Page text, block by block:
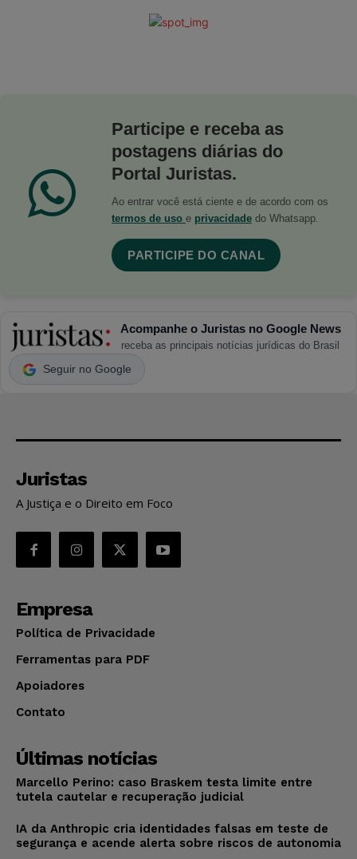
Participe e receba as
postagens diárias do
Portal Juristas.
Ao entrar você está ciente e de acordo com os
termos de uso e privacidade do Whatsapp.
PARTICIPE DO CANAL
Acompanhe o Juristas no Google News
receba as principais notícias jurídicas do Brasil
Seguir no Google
Juristas
A Justiça e o Direito em Foco
Empresa
Política de Privacidade
Ferramentas para PDF
Apoiadores
Contato
Últimas notícias
Marcello Perino: caso Braskem testa limite entre
tutela cautelar e recuperação judicial
IA da Anthropic cria identidades falsas em teste de
segurança e acende alerta sobre riscos de autonomia